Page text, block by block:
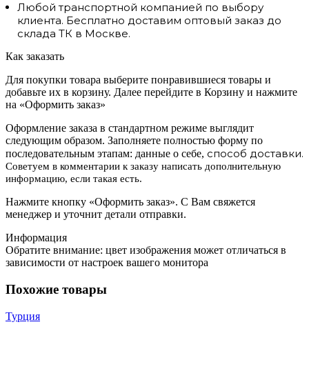
Любой транспортной компанией по выбору
клиента. Бесплатно доставим оптовый заказ до
склада ТК в Москве.
Как заказать
Для покупки товара выберите понравившиеся товары и
добавьте их в корзину. Далее перейдите в Корзину и нажмите
на «Оформить заказ»
Оформление заказа в стандартном режиме выглядит
следующим образом. Заполняете полностью форму по
последовательным этапам: данные о себе, способ доставки.
Советуем в комментарии к заказу написать дополнительную
информацию, если такая есть.
Нажмите кнопку «Оформить заказ». С Вам свяжется
менеджер и уточнит детали отправки.
Информация
Обратите внимание: цвет изображения может отличаться в
зависимости от настроек вашего монитора
Похожие товары
Турция